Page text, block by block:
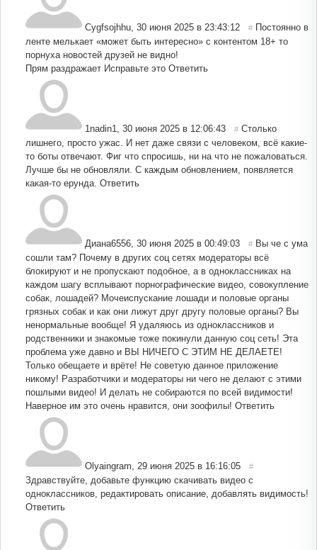
Cygfsojhhu 30 июня 2025 в 23:43:12 # Постоянно в
ленте мелькает «может быть интересно» с контентом 18+ то
порнуха новостей друзей не видно!
Прям раздражает Исправьте это Ответить
1nadin1 30 июня 2025 в 12:06:43 # Столько
лишнего, просто ужас. И нет даже связи с человеком, всё какие-
то боты отвечают. Фиг что спросишь, ни на что не пожаловаться.
Лучше бы не обновляли. С каждым обновлением, появляется
какая-то ерунда. Ответить
Диана6556 30 июня 2025 в 00:49:03 # Вы че с ума
сошли там? Почему в других соц сетях модераторы всё
блокируют и не пропускают подобное, а в одноклассниках на
каждом шагу всплывают порнографические видео, совокупление
собак, лошадей? Мочеиспускание лошади и половые органы
грязных собак и как они лижут друг другу половые органы? Вы
ненормальные вообще! Я удаляюсь из одноклассников и
родственники и знакомые тоже покинули данную соц сеть! Эта
проблема уже давно и ВЫ НИЧЕГО С ЭТИМ НЕ ДЕЛАЕТЕ!
Только обещаете и врёте! Не советую данное приложение
никому! Разработчики и модераторы ни чего не делают с этими
пошлыми видео! И делать не собираются по всей видимости!
Наверное им это очень нравится, они зоофилы! Ответить
Olyaingram 29 июня 2025 в 16:16:05 #
Здравствуйте, добавьте функцию скачивать видео с
одноклассников, редактировать описание, добавлять видимость!
Ответить